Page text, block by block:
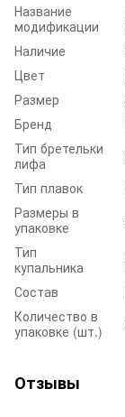
Название
модификации
Наличие
Цвет
Размер
Бренд
Тип бретельки
лифа
Тип плавок
Размеры в
упаковке
Тип
купальника
Состав
Количество в
упаковке (шт.)
Отзывы